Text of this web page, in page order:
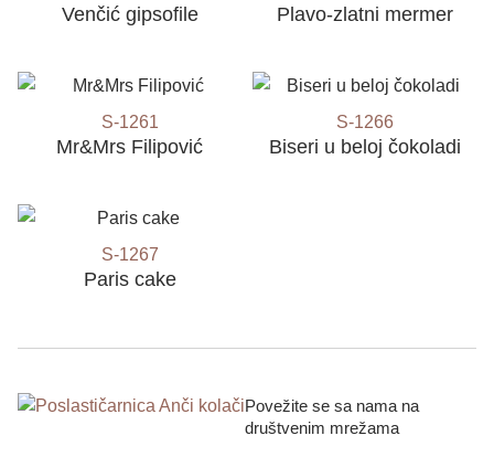
Venčić gipsofile Plavo-zlatni mermer
S-1261
Mr&Mrs Filipović
S-1266
Biseri u beloj čokoladi
S-1267
Paris cake
Povežite se sa nama na
društvenim mrežama